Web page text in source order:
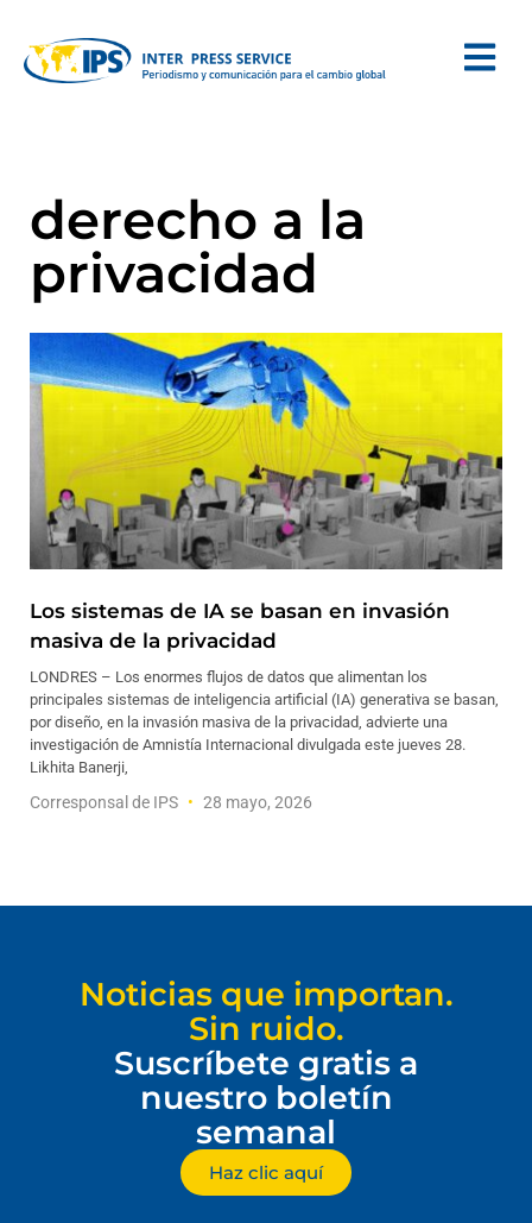
derecho a la
privacidad
Los sistemas de IA se basan en invasión
masiva de la privacidad
LONDRES – Los enormes flujos de datos que alimentan los
principales sistemas de inteligencia artificial (IA) generativa se basan,
por diseño, en la invasión masiva de la privacidad, advierte una
investigación de Amnistía Internacional divulgada este jueves 28.
Likhita Banerji,
Corresponsal de IPS 28 mayo, 2026
Noticias que importan.
Sin ruido.
Suscríbete gratis a
nuestro boletín
semanal
Haz clic aquí